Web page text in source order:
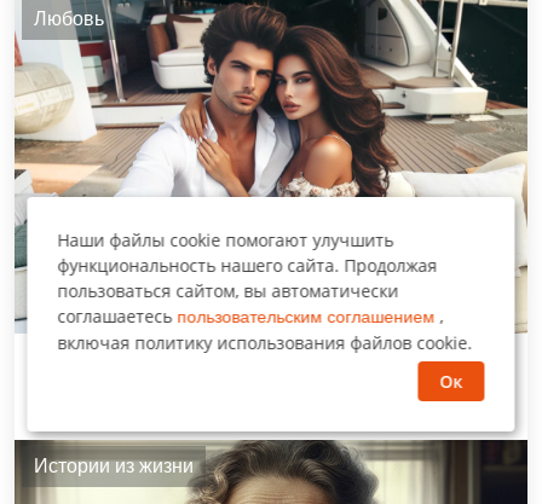
Любовь
Причины развода: Что толкает людей на
Истории из жизни
Наши файлы cookie помогают улучшить
функциональность нашего сайта. Продолжая
пользоваться сайтом, вы автоматически
соглашаетесь пользовательским соглашением ,
включая политику использования файлов cookie.
Ок